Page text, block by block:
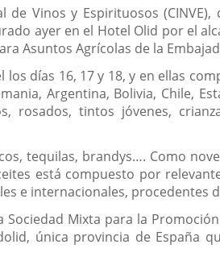
Vinos y Espirituosos
ayer en el Hotel Olid por el
Asuntos Agrícolas de la
días 16, 17 y 18, y en ellas
Argentina, Bolivia, Chile,
rosados, tintos jóvenes,
tequilas, brandys…. Como
está compuesto por
e internacionales, procedentes
Sociedad Mixta para la
única provincia de España